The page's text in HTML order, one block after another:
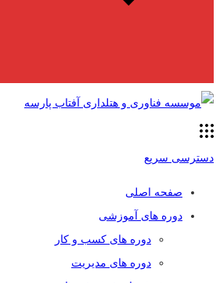
دسترسی سریع
صفحه اصلی
دوره های آموزشی
دوره های کسب و کار
دوره های مدیریت